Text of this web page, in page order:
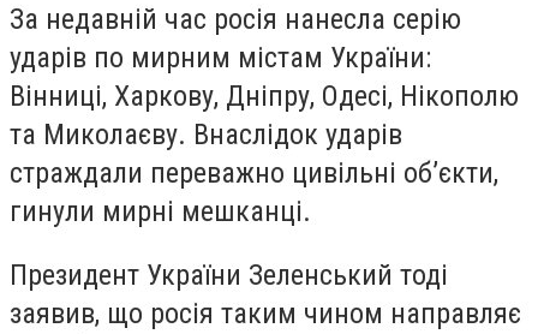
За недавній час росія нанесла серію
ударів по мирним містам України:
Вінниці, Харкову, Дніпру, Одесі, Нікополю
та Миколаєву. Внаслідок ударів
страждали переважно цивільні об’єкти,
гинули мирні мешканці.
Президент України Зеленський тоді
заявив, що росія таким чином направляє